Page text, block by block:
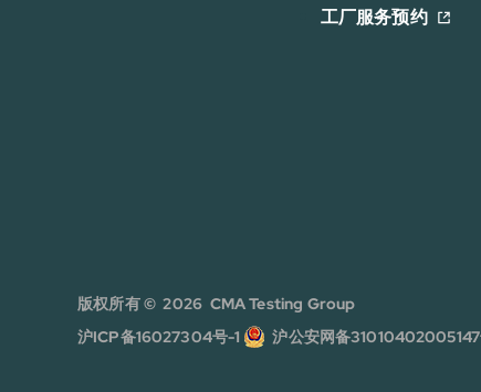
工厂服务预约
版权所有 © 2026 CMA Testing Group
沪ICP备16027304号-1
沪公安网备